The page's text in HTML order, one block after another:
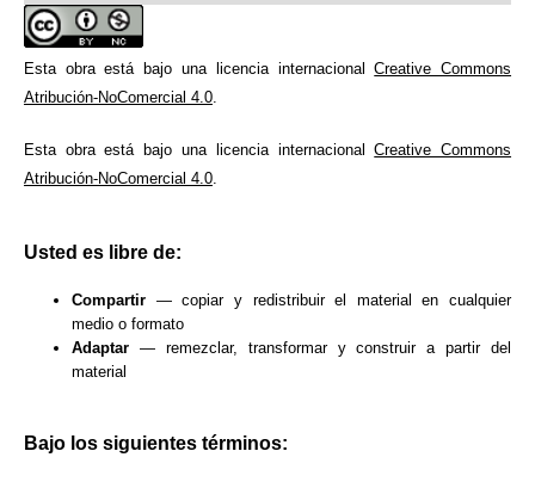
Esta obra está bajo una licencia internacionalCreative Commons
Atribución-NoComercial 4.0.
Esta obra está bajo una licencia internacionalCreative Commons
Atribución-NoComercial 4.0.
Usted es libre de:
Compartir— copiar y redistribuir el material en cualquier
medio o formato
Adaptar— remezclar, transformar y construir a partir del
material
Bajo los siguientes términos: